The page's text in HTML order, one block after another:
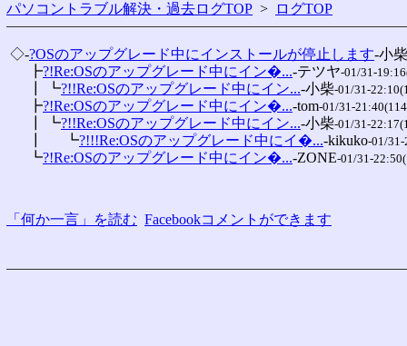
パソコントラブル解決・過去ログTOP > ログTOP
◇-?OSのアップグレード中にインストールが停止します-小柴
┣?!Re:OSのアップグレード中にイン�...-テツヤ-01/31-
┃ ┗?!!Re:OSのアップグレード中にイン...-小柴-01/31-
┣?!Re:OSのアップグレード中にイン�...-tom-01/31-
┃ ┗?!!Re:OSのアップグレード中にイン...-小柴-01/31-
┃ 　 ┗?!!!Re:OSのアップグレード中にイ�...-kikuko-01/31-
┗?!Re:OSのアップグレード中にイン�...-ZONE-01/31-
「何か一言」を読む Facebookコメントができます